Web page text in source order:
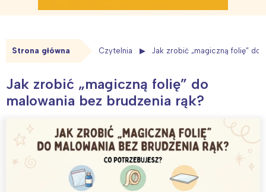
Strona główna Czytelnia Jak zrobić „magiczną folię” do
Jak zrobić „magiczną folię” do
malowania bez brudzenia rąk?